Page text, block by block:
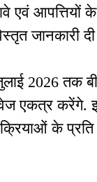
आपत्तियों के
जानकारी
जुलाई 2026
एकत्र करेंगे.
के